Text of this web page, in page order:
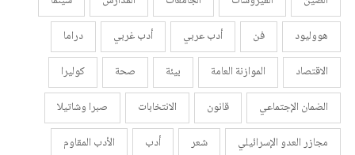
هووليود
فن أدب عربي أدب غربي
دراما
الاقتصاد
الموازنة العامة بيئة صحة
كوليرا
الضمان الإجتماعي
قانون الانتخابات
صبرا وشاتيلا
مجازر العدو الإسرائيلي
شعر أدب
الأدب المقاوم